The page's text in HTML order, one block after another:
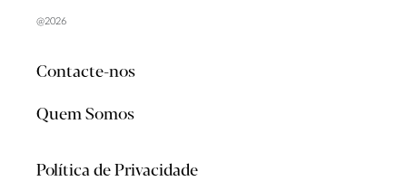
@2026
Contacte-nos
Quem Somos
Política de Privacidade